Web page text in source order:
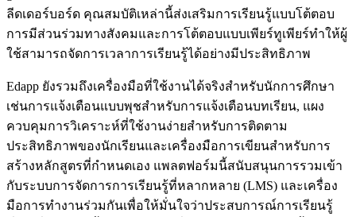
ลีดเดอร์บอร์ด คุณสมบัติเหล่านี้ส่งเสริมการเรียนรู้แบบโต้ตอบ
การมีส่วนร่วมทางสังคมและการโต้ตอบแบบเพียร์ทูเพียร์ทำให้ผู้
ใช้สามารถจัดการเวลาการเรียนรู้ได้อย่างมีประสิทธิภาพ
Edapp ยังรวมถึงเครื่องมือที่ใช้งานได้จริงสำหรับนักการศึกษา
เช่นการแจ้งเตือนแบบพุชสำหรับการแจ้งเตือนบทเรียน, แผง
ควบคุมการวิเคราะห์ที่ใช้งานง่ายสำหรับการติดตาม
ประสิทธิภาพของนักเรียนและเครื่องมือการเขียนสำหรับการ
สร้างหลักสูตรที่กำหนดเอง แพลตฟอร์มนี้สนับสนุนการรวมเข้า
กับระบบการจัดการการเรียนรู้ที่หลากหลาย (LMS) และเครื่อง
มือการทำงานร่วมกันเพื่อให้มั่นใจว่าประสบการณ์การเรียนรู้